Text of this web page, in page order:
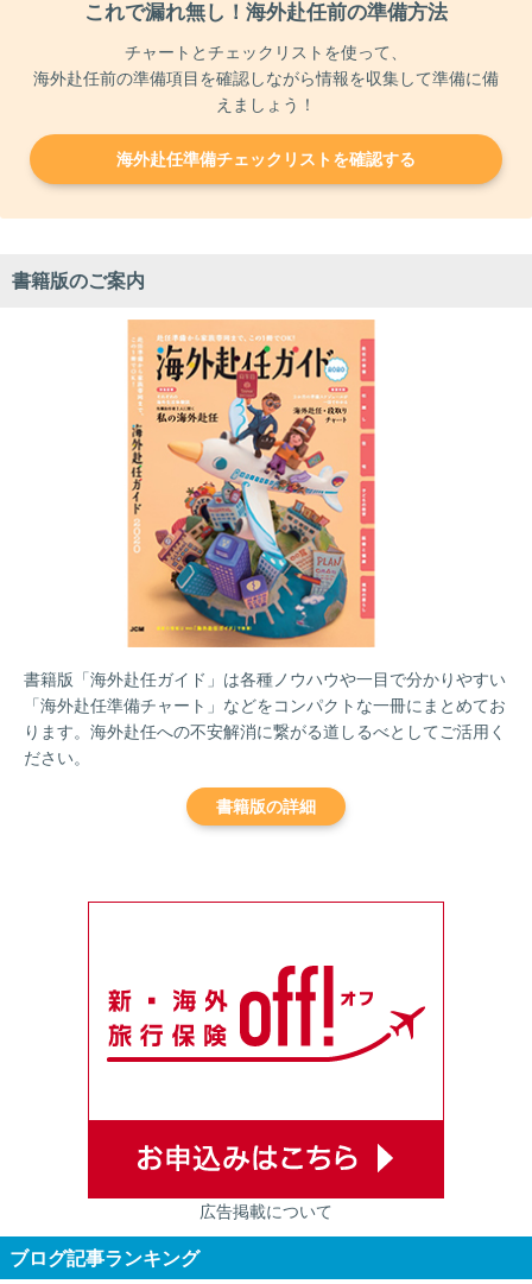
これで漏れ無し！海外赴任前の準備方法
チャートとチェックリストを使って、
海外赴任前の準備項目を確認しながら情報を収集して準備に備
えましょう！
海外赴任準備チェックリストを確認する
書籍版のご案内
書籍版「海外赴任ガイド」は各種ノウハウや一目で分かりやすい
「海外赴任準備チャート」などをコンパクトな一冊にまとめてお
ります。海外赴任への不安解消に繋がる道しるべとしてご活用く
ださい。
書籍版の詳細
広告掲載について
ブログ記事ランキング